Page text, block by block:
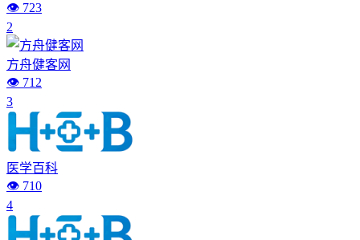
👁️ 723
2
方舟健客网
👁️ 712
3
医学百科
👁️ 710
4